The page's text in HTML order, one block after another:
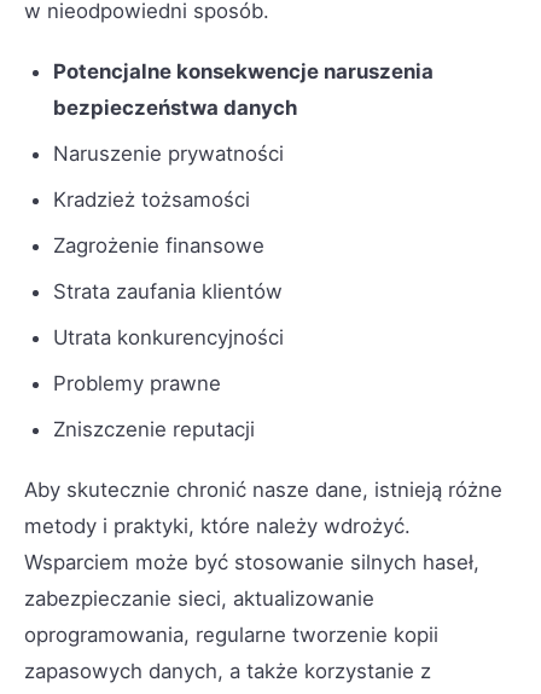
w nieodpowiedni sposób.
Potencjalne konsekwencje naruszenia
bezpieczeństwa danych
Naruszenie prywatności
Kradzież tożsamości
Zagrożenie finansowe
Strata zaufania klientów
Utrata konkurencyjności
Problemy prawne
Zniszczenie reputacji
Aby skutecznie chronić nasze dane, istnieją różne
metody i praktyki, które należy wdrożyć.
Wsparciem może być stosowanie silnych haseł,
zabezpieczanie sieci, aktualizowanie
oprogramowania, regularne tworzenie kopii
zapasowych danych, a także korzystanie z